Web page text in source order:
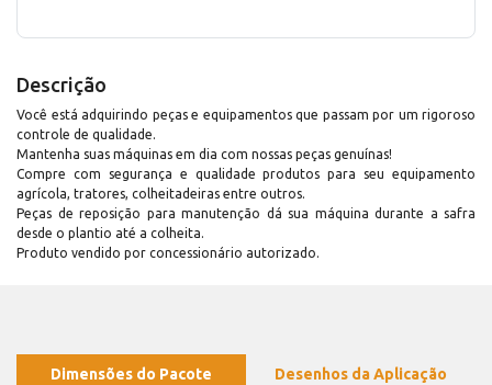
Descrição
Você está adquirindo peças e equipamentos que passam por um rigoroso
controle de qualidade.
Mantenha suas máquinas em dia com nossas peças genuínas!
Compre com segurança e qualidade produtos para seu equipamento
agrícola, tratores, colheitadeiras entre outros.
Peças de reposição para manutenção dá sua máquina durante a safra
desde o plantio até a colheita.
Produto vendido por concessionário autorizado.
Dimensões do Pacote Desenhos da Aplicação